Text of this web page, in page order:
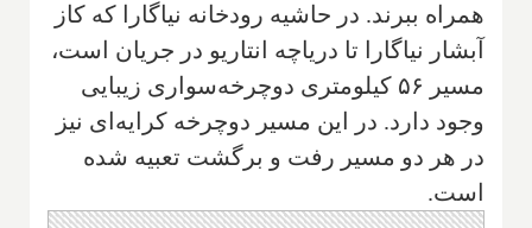
همراه ببرند. در حاشیه رودخانه نیاگارا که کاز
آبشار نیاگارا تا دریاچه انتاریو در جریان است،
مسیر ۵۶ کیلومتری دوچرخه‌سواری زیبایی
وجود دارد. در این مسیر دوچرخه کرایه‌ای نیز
در هر دو مسیر رفت و برگشت تعبیه شده
است.